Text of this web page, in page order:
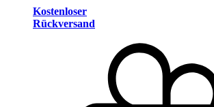
Kostenloser
Rückversand